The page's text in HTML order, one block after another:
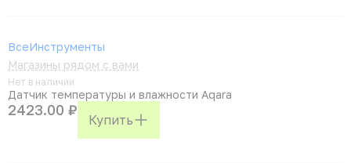
ВсеИнструменты
Магазины рядом с вами
Нет в наличии
Датчик температуры и влажности Aqara
2423.00 ₽
Купить